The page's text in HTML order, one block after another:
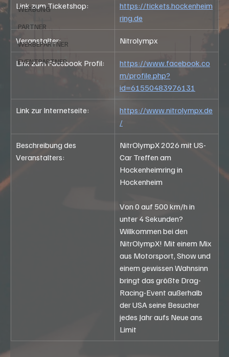
WERBUNG
PARTNER
WERBEPARTNER
EVENTPARTNER
Link zum Ticketshop:
https://tickets.hockenheim
ring.de
Veranstalter: Nitrolympx
Link zum Facebook Profil:
https://www.facebook.co
m/profile.php?
id=61550483976131
Link zur Internetseite:
https://www.nitrolympx.de
/
Beschreibung des
Veranstalters:
NitrOlympX 2026 mit US-
Car Treffen am
Hockenheimring in
Hockenheim
Von 0 auf 500 km/h in
unter 4 Sekunden?
Willkommen bei den
NitrOlympX! Mit einem Mix
aus Motorsport, Show und
einem gewissen Wahnsinn
bringt das größte Drag-
Racing-Event außerhalb
der USA seine Besucher
jedes Jahr aufs Neue ans
Limit